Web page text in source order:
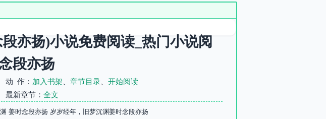
亦扬)小说免费阅读_热门小说阅
段亦扬
动 作： 加入书架 章节目录
开始阅读
最新章节： 全文
姜时念段亦扬 岁岁经年，旧梦沉渊姜时念段亦扬